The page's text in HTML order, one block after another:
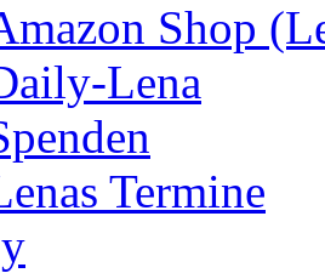
Shop
Lena
Termine